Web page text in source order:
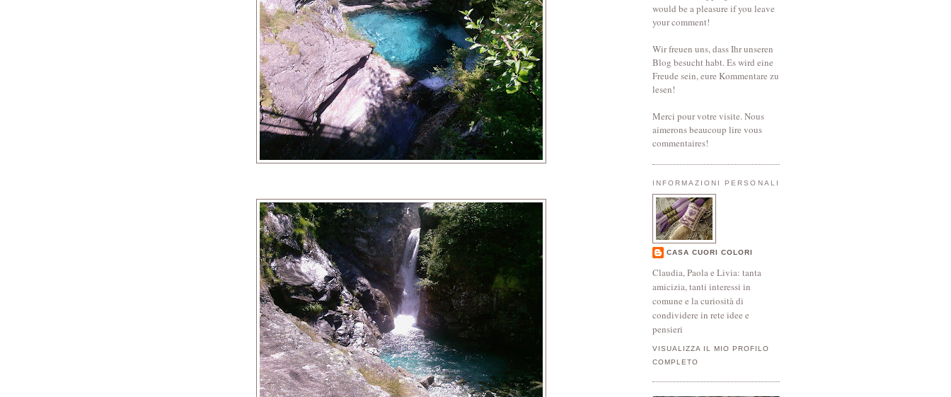
would be a pleasure if you leave
your comment!
Wir freuen uns, dass Ihr unseren
Blog besucht habt. Es wird eine
Freude sein, eure Kommentare zu
lesen!
Merci pour votre visite. Nous
aimerons beaucoup lire vous
commentaires!
INFORMAZIONI PERSONALI
CASA CUORI COLORI
Claudia, Paola e Livia: tanta
amicizia, tanti interessi in
comune e la curiosità di
condividere in rete idee e
pensieri
VISUALIZZA IL MIO PROFILO
COMPLETO